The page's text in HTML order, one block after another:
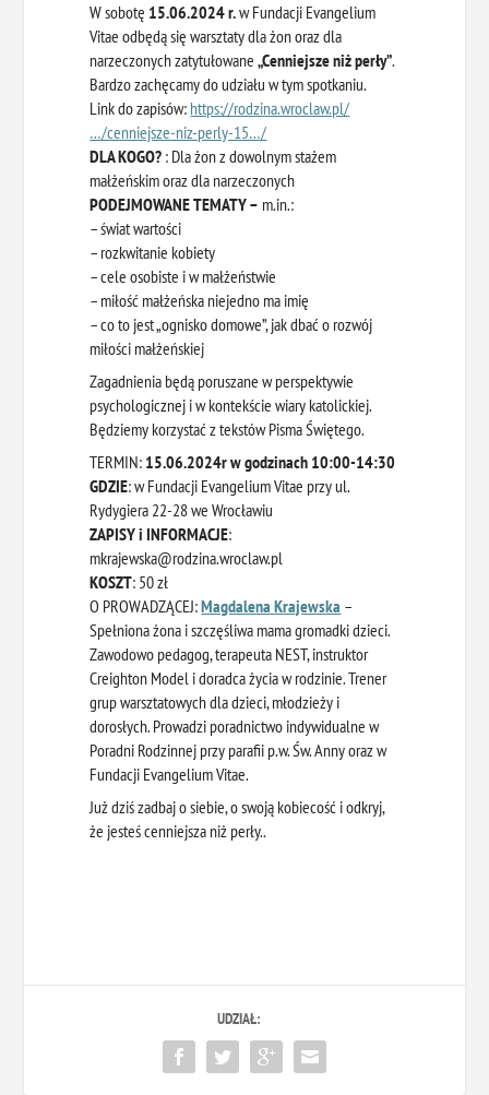
W sobotę 15.06.2024 r.w Fundacji Evangelium
Vitae odbędą się warsztaty dla żon oraz dla
narzeczonych zatytułowane„Cenniejsze niż perły”.
Bardzo zachęcamy do udziału w tym spotkaniu.
Link do zapisów: https://rodzina.wroclaw.pl/
…/cenniejsze-niz-perly-15…/
DLA KOGO? : Dla żon z dowolnym stażem
małżeńskim oraz dla narzeczonych
PODEJMOWANE TEMATY – m.in.:
– świat wartości
– rozkwitanie kobiety
– cele osobiste i w małżeństwie
– miłość małżeńska niejedno ma imię
– co to jest „ognisko domowe”, jak dbać o rozwój
miłości małżeńskiej
Zagadnienia będą poruszane w perspektywie
psychologicznej i w kontekście wiary katolickiej.
Będziemy korzystać z tekstów Pisma Świętego.
TERMIN: 15.06.2024r w godzinach 10:00-14:30
GDZIE: w Fundacji Evangelium Vitae przy ul.
Rydygiera 22-28 we Wrocławiu
ZAPISY i INFORMACJE:
mkrajewska@rodzina.wroclaw.pl
KOSZT: 50 zł
O PROWADZĄCEJ:Magdalena Krajewska –
Spełniona żona i szczęśliwa mama gromadki dzieci.
Zawodowo pedagog, terapeuta NEST, instruktor
Creighton Model i doradca życia w rodzinie. Trener
grup warsztatowych dla dzieci, młodzieży i
dorosłych. Prowadzi poradnictwo indywidualne w
Poradni Rodzinnej przy parafii p.w. Św. Anny oraz w
Fundacji Evangelium Vitae.
Już dziś zadbaj o siebie, o swoją kobiecość i odkryj,
że jesteś cenniejsza niż perły..
UDZIAŁ: